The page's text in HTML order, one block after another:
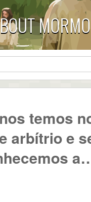
temos
arbítrio e